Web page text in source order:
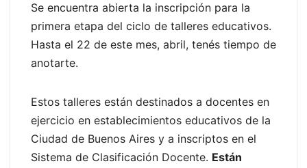
Se encuentra abierta la inscripción para la
primera etapa del ciclo de talleres educativos.
Hasta el 22 de este mes, abril, tenés tiempo de
anotarte.
Estos talleres están destinados a docentes en
ejercicio en establecimientos educativos de la
Ciudad de Buenos Aires y a inscriptos en el
Sistema de Clasificación Docente. Están